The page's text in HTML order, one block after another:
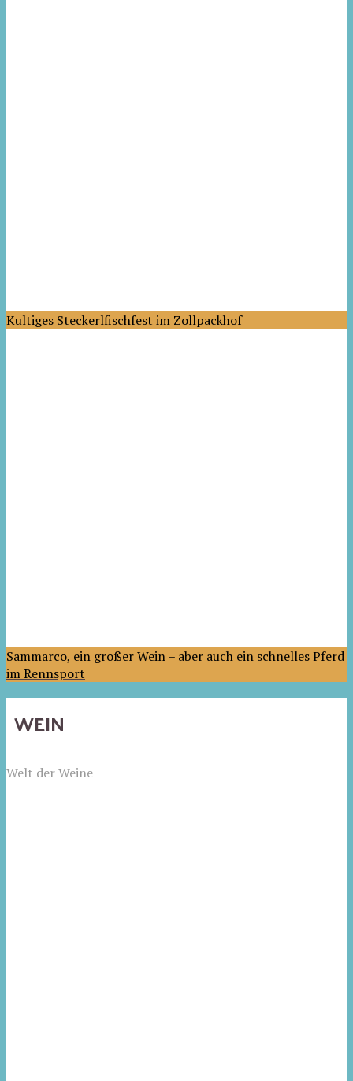
Kultiges Steckerlfischfest im Zollpackhof
Sammarco, ein großer Wein – aber auch ein schnelles Pferd
im Rennsport
WEIN
Welt der Weine